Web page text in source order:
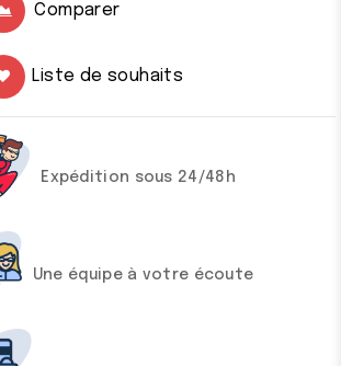
Comparer
Liste de souhaits
Expédition sous 24/48h
Une équipe à votre écoute